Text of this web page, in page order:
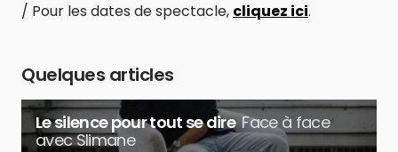
/ Pour les dates de spectacle, cliquez ici.
Quelques articles
Le silence pour tout se dire Face à face
avec Slimane